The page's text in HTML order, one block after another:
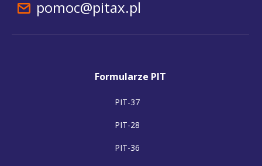
pomoc@pitax.pl
Formularze PIT
PIT-37
PIT-28
PIT-36